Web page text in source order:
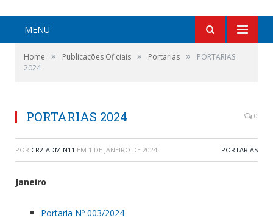
MENU
Home » Publicações Oficiais » Portarias »
PORTARIAS
2024
PORTARIAS 2024 0
POR CR2-ADMIN11 EM 1 DE JANEIRO DE 2024 PORTARIAS
Janeiro
Portaria Nº 003/2024